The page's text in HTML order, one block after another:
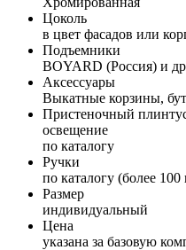
Цоколь
в цвет фасадов или
Подъемники
BOYARD (Россия) и
Аксессуары
Выкатные корзины,
Пристеночный
освещение
по каталогу
Ручки
по каталогу (более 100
Размер
индивидуальный
Цена
указана за базовую